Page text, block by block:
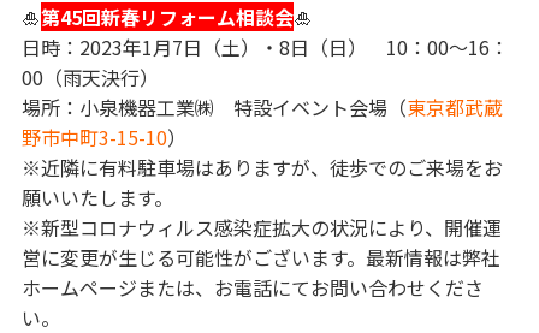
🎍第45回新春リフォーム相談会🎍
日時：2023年1月7日（土）・8日（日） 10：00～16：
00（雨天決行）
場所：小泉機器工業㈱ 特設イベント会場（東京都武蔵
野市中町3-15-10）
※近隣に有料駐車場はありますが、徒歩でのご来場をお
願いいたします。
※新型コロナウィルス感染症拡大の状況により、開催運
営に変更が生じる可能性がございます。最新情報は弊社
ホームページまたは、お電話にてお問い合わせくださ
い。